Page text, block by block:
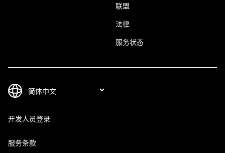
联盟
法律
服务状态
开发人员登录
服务条款